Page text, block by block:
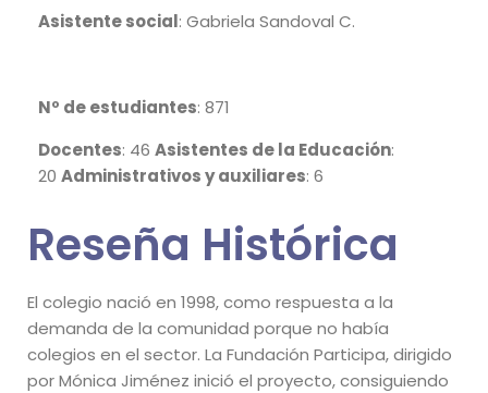
Asistente social: Gabriela Sandoval C.
Nº de estudiantes: 871
Docentes: 46 Asistentes de la Educación:
20 Administrativos y auxiliares: 6
Reseña Histórica
El colegio nació en 1998, como respuesta a la
demanda de la comunidad porque no había
colegios en el sector. La Fundación Participa, dirigido
por Mónica Jiménez inició el proyecto, consiguiendo